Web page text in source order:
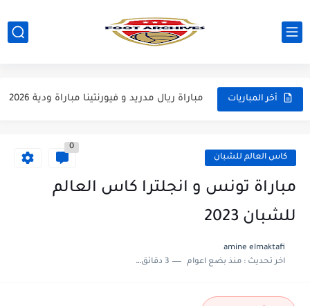
أخر المباريات
مباراة مانشستر يونايتد و اتلتيكو مدريد مباراة ودية 2026
مباراة ريال مدريد و فيورنتينا مباراة ودية 2026
مباراة برشلونة و بيرمنغهام مباراة ودية 2026 كاس العالم للشبان
0
مباراة تونس و انجلترا كاس العالم
للشبان 2023
amine elmaktafi
اخر تحديث :منذ بضع اعوام 3 دقائق للقراءة